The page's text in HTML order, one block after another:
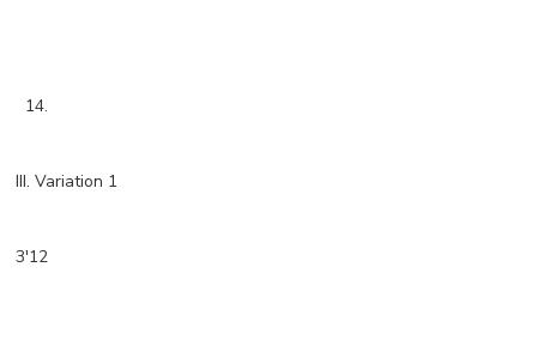
14.
III. Variation 1
3'12